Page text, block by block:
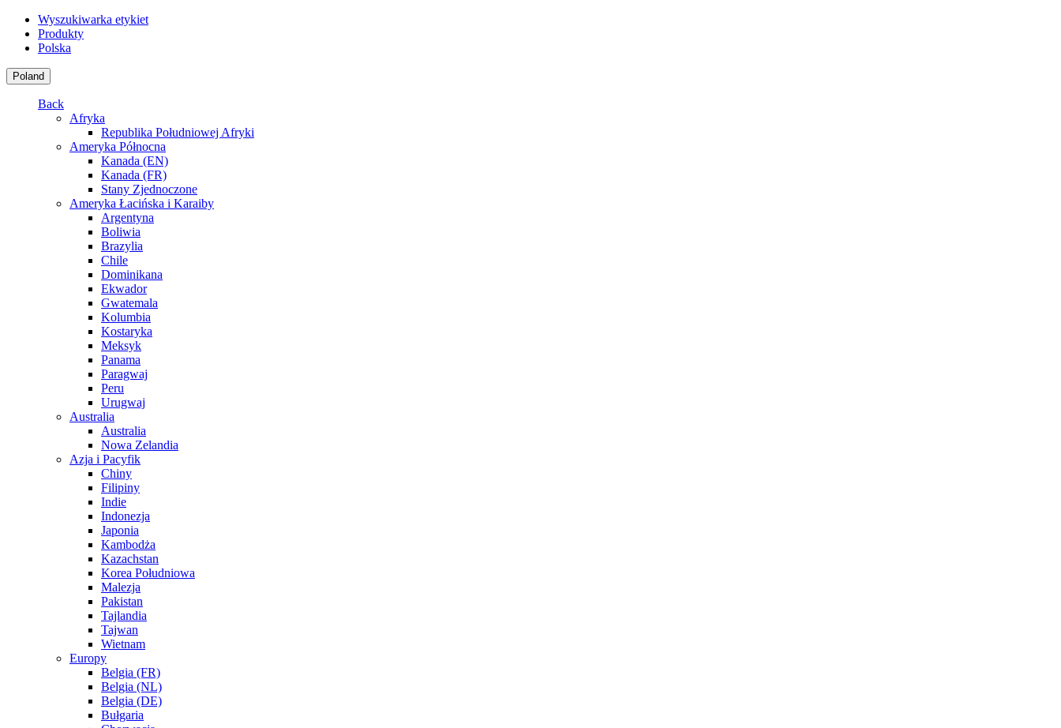
Wyszukiwarka etykiet
Produkty
Polska
Poland
Back
Afryka
Republika Południowej Afryki
Ameryka Północna
Kanada (EN)
Kanada (FR)
Stany Zjednoczone
Ameryka Łacińska i Karaiby
Argentyna
Boliwia
Brazylia
Chile
Dominikana
Ekwador
Gwatemala
Kolumbia
Kostaryka
Meksyk
Panama
Paragwaj
Peru
Urugwaj
Australia
Australia
Nowa Zelandia
Azja i Pacyfik
Chiny
Filipiny
Indie
Indonezja
Japonia
Kambodża
Kazachstan
Korea Południowa
Malezja
Pakistan
Tajlandia
Tajwan
Wietnam
Europy
Belgia (FR)
Belgia (NL)
Belgia (DE)
Bułgaria